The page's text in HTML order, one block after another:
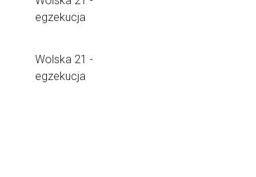
egzekucja
Wolska 21 -
egzekucja